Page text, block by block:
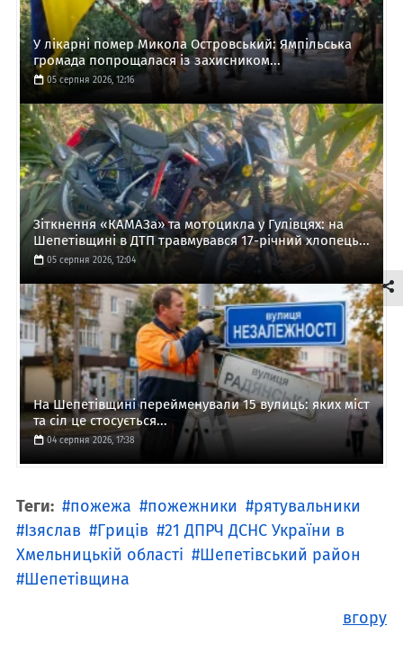
У лікарні помер Микола Островський: Ямпільська
громада попрощалася із захисником...
05 серпня 2026, 12:16
Зіткнення «КАМАЗа» та мотоцикла у Гулівцях: на
Шепетівщині в ДТП травмувався 17-річний хлопець...
05 серпня 2026, 12:04
На Шепетівщині перейменували 15 вулиць: яких міст
та сіл це стосується...
04 серпня 2026, 17:38
Теги: пожежа пожежники
рятувальники
Ізяслав
Гриців
21 ДПРЧ ДСНС України в
Хмельницькій області
Шепетівський район
Шепетівщина
вгору